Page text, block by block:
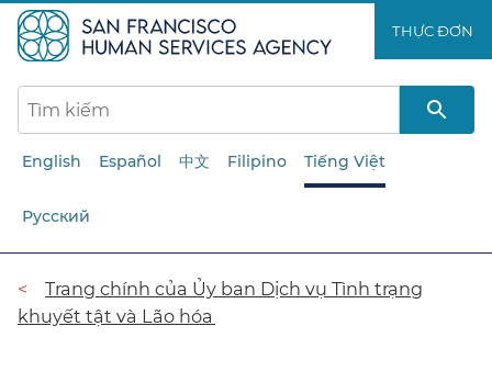
đến
nội
dung
THỰC ĐƠN​​
English Español 中文 Filipino Tiếng Việt
Русский
Đường
dẫn​​
Trang chính của Ủy ban Dịch vụ Tình trạng
khuyết tật và Lão hóa​​